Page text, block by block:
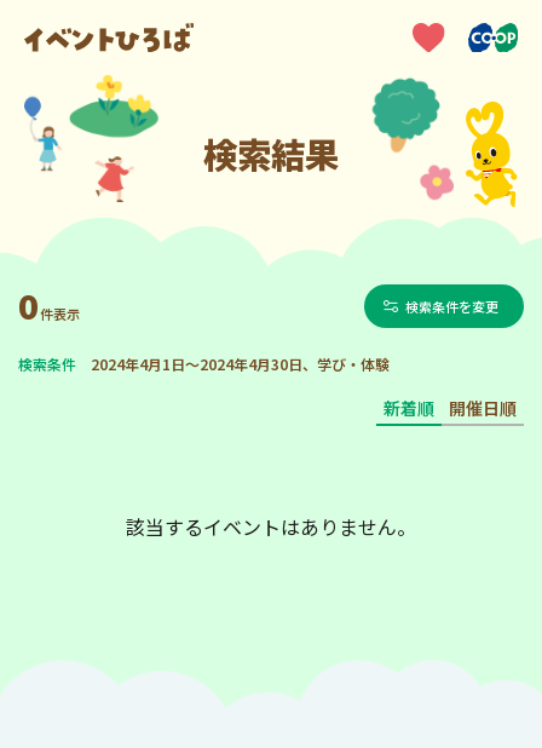
検索結果
0件表示 検索条件を変更
検索条件 2024年4月1日～2024年4月30日、学び・体験
新着順 開催日順
該当するイベントはありません。